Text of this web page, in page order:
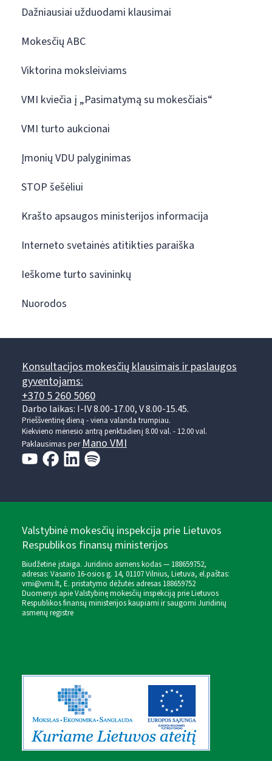
Dažniausiai užduodami klausimai
Mokesčių ABC
Viktorina moksleiviams
VMI kviečia į „Pasimatymą su mokesčiais“
VMI turto aukcionai
Įmonių VDU palyginimas
STOP šešėliui
Krašto apsaugos ministerijos informacija
Interneto svetainės atitikties paraiška
Ieškome turto savininkų
Nuorodos
Konsultacijos mokesčių klausimais ir paslaugos
gyventojams:
+370 5 260 5060
Darbo laikas: I-IV 8.00-17.00, V 8.00-15.45.
Prieššventinę dieną - viena valanda trumpiau.
Kiekvieno mėnesio antrą penktadienį 8.00 val. - 12.00 val.
Paklausimas perMano VMI
Valstybinė mokesčių inspekcija prie Lietuvos
Respublikos finansų ministerijos
Biudžetinė įstaiga. Juridinio asmens kodas — 188659752,
adresas: Vasario 16-osios g. 14, 01107 Vilnius, Lietuva, el.paštas:
vmi@vmi.lt, E. pristatymo dėžutės adresas 188659752
Duomenys apie Valstybinę mokesčių inspekciją prie Lietuvos
Respublikos finansų ministerijos kaupiami ir saugomi Juridinių
asmenų registre